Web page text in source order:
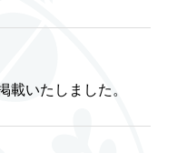
載いたしました。